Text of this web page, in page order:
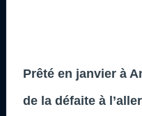
Prêté en janvier à
de la défaite à